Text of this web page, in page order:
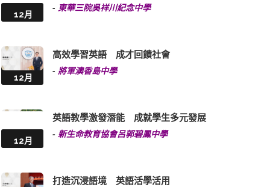
12月
- 東華三院吳祥川紀念中學
12月
高效學習英語 成才回饋社會
- 將軍澳香島中學
12月
英語教學激發潛能 成就學生多元發展
- 新生命教育協會呂郭碧鳳中學
打造沉浸語境 英語活學活用